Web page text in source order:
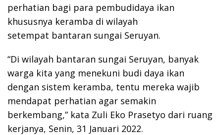
perhatian bagi para pembudidaya ikan
khususnya keramba di wilayah
setempat bantaran sungai Seruyan.
“Di wilayah bantaran sungai Seruyan, banyak
warga kita yang menekuni budi daya ikan
dengan sistem keramba, tentu mereka wajib
mendapat perhatian agar semakin
berkembang,” kata Zuli Eko Prasetyo dari ruang
kerjanya, Senin, 31 Januari 2022.